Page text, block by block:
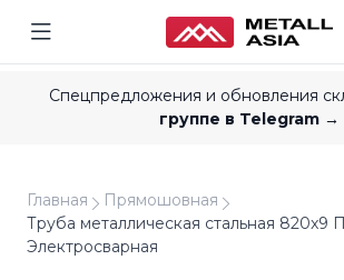
Спецпредложения и обновления
группе в Telegram →
Главная
Прямошовная
Труба металлическая стальная 820x9
Электросварная